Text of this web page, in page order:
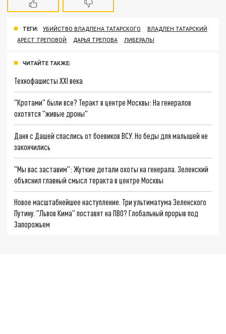
ТЕГИ: УБИЙСТВО ВЛАДЛЕНА ТАТАРСКОГО
ВЛАДЛЕН ТАТАРСКИЙ
АРЕСТ ТРЕПОВОЙ
ДАРЬЯ ТРЕПОВА ЛИБЕРАЛЫ
ЧИТАЙТЕ ТАКЖЕ:
Технофашисты XXI века
"Кротами" были все? Теракт в центре Москвы: На генералов
охотятся "живые дроны"
Даня с Дашей спаслись от боевиков ВСУ. Но беды для малышей не
закончились
"Мы вас заставим": Жуткие детали охоты на генерала. Зеленский
объяснил главный смысл теракта в центре Москвы
Новое масштабнейшее наступление. Три ультиматума Зеленского
Путину. "Львов Кима" поставят на ПВО? Глобальный прорыв под
Запорожьем